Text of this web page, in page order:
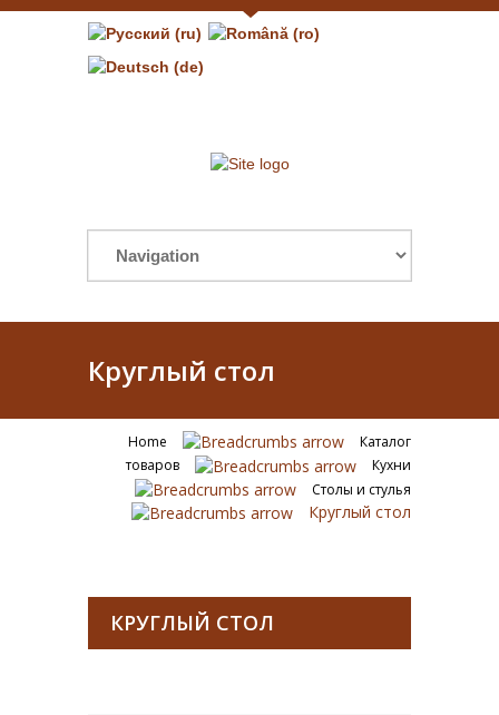
Круглый стол
Home
Каталог
товаров
Кухни
Столы и стулья
Круглый стол
КРУГЛЫЙ СТОЛ